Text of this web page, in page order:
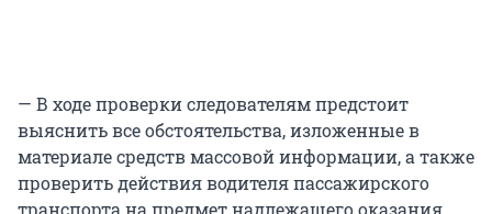
— В ходе проверки следователям предстоит
выяснить все обстоятельства, изложенные в
материале средств массовой информации, а также
проверить действия водителя пассажирского
транспорта на предмет надлежащего оказания